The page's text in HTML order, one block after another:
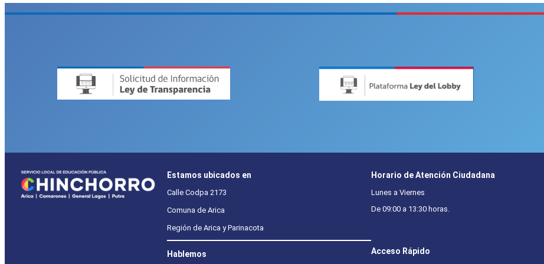
Estamos ubicados en
Calle Codpa 2173
Comuna de Arica
Región de Arica y Parinacota
Hablemos
Horario de Atención Ciudadana
Lunes a Viernes
De 09:00 a 13:30 horas.
Acceso Rápido